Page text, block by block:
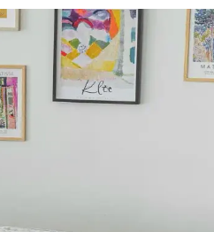
fonksiyonel çözümler sunar.
yaşam alanına sıcaklık ve kişilik
duvar rengi ve sanat eserleriyle